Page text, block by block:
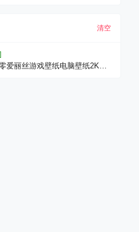
清空
爱丽丝游戏壁纸电脑壁纸2K壁